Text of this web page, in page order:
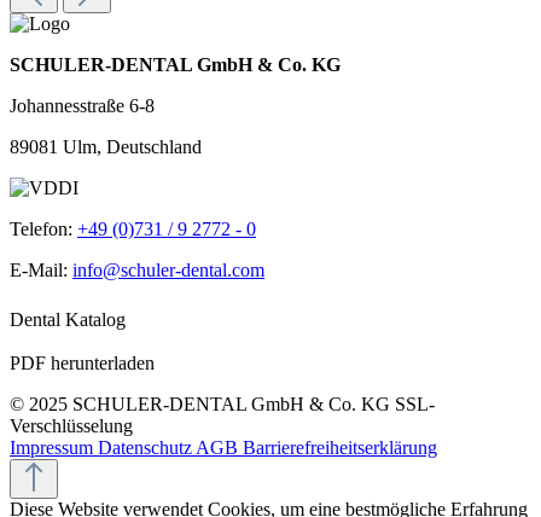
SCHULER-DENTAL GmbH & Co. KG
Johannesstraße 6-8
89081 Ulm, Deutschland
Telefon: +49 (0)731 / 9 2772 - 0
E-Mail: info@schuler-dental.com
Dental Katalog
PDF herunterladen
© 2025 SCHULER-DENTAL GmbH & Co. KG SSL-
Verschlüsselung
Impressum Datenschutz AGB Barrierefreiheitserklärung
Diese Website verwendet Cookies, um eine bestmögliche Erfahrung